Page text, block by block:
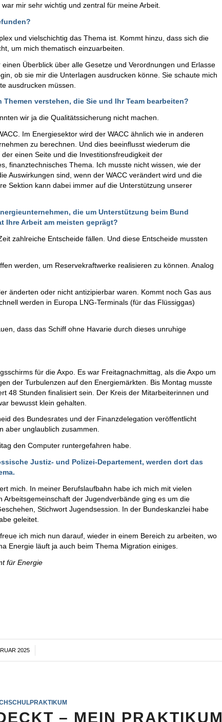
mir sehr wichtig und zentral für meine Arbeit.
und vielschichtig das Thema ist. Kommt hinzu, dass sich die
um mich thematisch einzuarbeiten.
Überblick über alle Gesetze und Verordnungen und Erlasse
ob sie mir die Unterlagen ausdrucken könne. Sie schaute mich
ausdrucken müssen.
verstehen, die Sie und Ihr Team bearbeiten?
wir ja die Qualitätssicherung nicht machen.
Im Energiesektor wird der WACC ähnlich wie in anderen
zu berechnen. Und dies beeinflusst wiederum die
einen Seite und die Investitionsfreudigkeit der
finanztechnisches Thema. Ich musste nicht wissen, wie der
Auswirkungen sind, wenn der WACC verändert wird und die
Sektion kann dabei immer auf die Unterstützung unserer
die um Unterstützung beim Bund
Ihre Arbeit am meisten geprägt?
zahlreiche Entscheide fällen. Und diese Entscheide mussten
werden, um Reservekraftwerke realisieren zu können. Analog
änderten oder nicht antizipierbar waren. Kommt noch Gas aus
werden in Europa LNG-Terminals (für das Flüssiggas)
dass das Schiff ohne Havarie durch dieses unruhige
für die Axpo. Es war Freitagnachmittag, als die Axpo um
der Turbulenzen auf den Energiemärkten. Bis Montag musste
48 Stunden finalisiert sein. Der Kreis der Mitarbeiterinnen und
bewusst klein gehalten.
des Bundesrates und der Finanzdelegation veröffentlicht
aber unglaublich zusammen.
den Computer runtergefahren habe.
Justiz- und Polizei-Departement, werden dort das
mich. In meiner Berufslaufbahn habe ich mich mit vielen
der Jugendverbände ging es um die
Stichwort Jugendsession. In der Bundeskanzlei habe
geleitet.
ich mich nun darauf, wieder in einem Bereich zu arbeiten, wo
Energie läuft ja auch beim Thema Migration einiges.
für Energie
2025
/
– MEIN PRAKTIKUM